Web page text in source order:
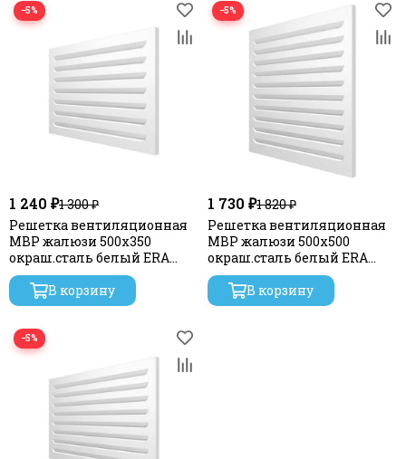
−5%
1 240 ₽1 300 ₽
Решетка вентиляционная
МВР жалюзи 500х350
окраш.сталь белый ERA
STREETLINE
В корзину
−5%
1 730 ₽1 820 ₽
Решетка вентиляционная
МВР жалюзи 500х500
окраш.сталь белый ERA
STREETLINE
В корзину
−5%